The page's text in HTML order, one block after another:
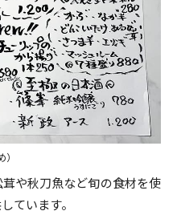
や秋刀魚など旬の食材を使
ています。